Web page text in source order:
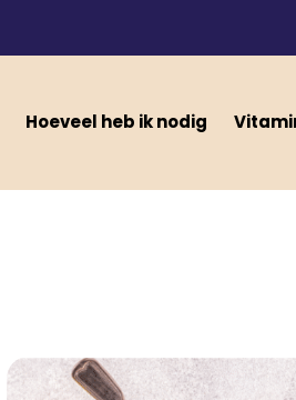
Hoeveel heb ik nodig